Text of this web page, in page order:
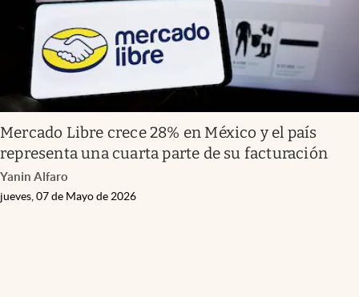
Mercado Libre crece 28% en México y el país
representa una cuarta parte de su facturación
Yanin Alfaro
jueves, 07 de Mayo de 2026